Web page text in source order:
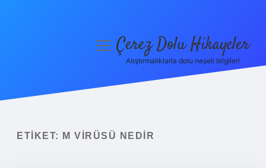
Yasal Uyarı
menüyüÇerez Dolu Hikayeler
Atıştırmalıklarla dolu neşeli bilgiler!
ETIKET: M VIRÜSÜ NEDIR